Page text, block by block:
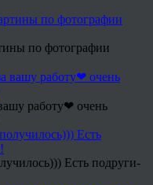
по фотографии
работу❤ очень
Есть подруги-